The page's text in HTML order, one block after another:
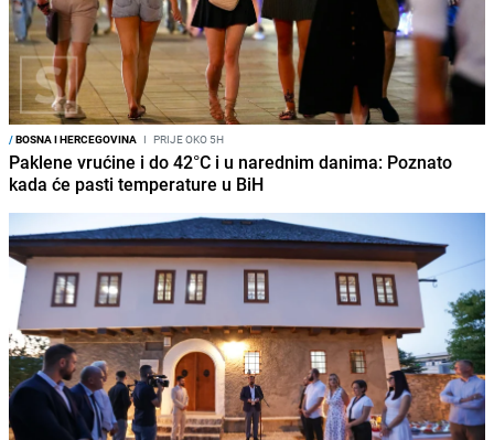
/BOSNA I HERCEGOVINA I PRIJE OKO 5H
Paklene vrućine i do 42°C i u narednim danima: Poznato
kada će pasti temperature u BiH